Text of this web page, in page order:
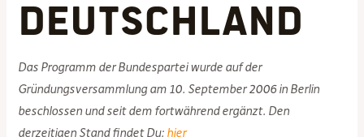
Deutschland
Das Programm der Bundespartei wurde auf der
Gründungsversammlung am 10. September 2006 in Berlin
beschlossen und seit dem fortwährend ergänzt. Den
derzeitigen Stand findet Du: hier